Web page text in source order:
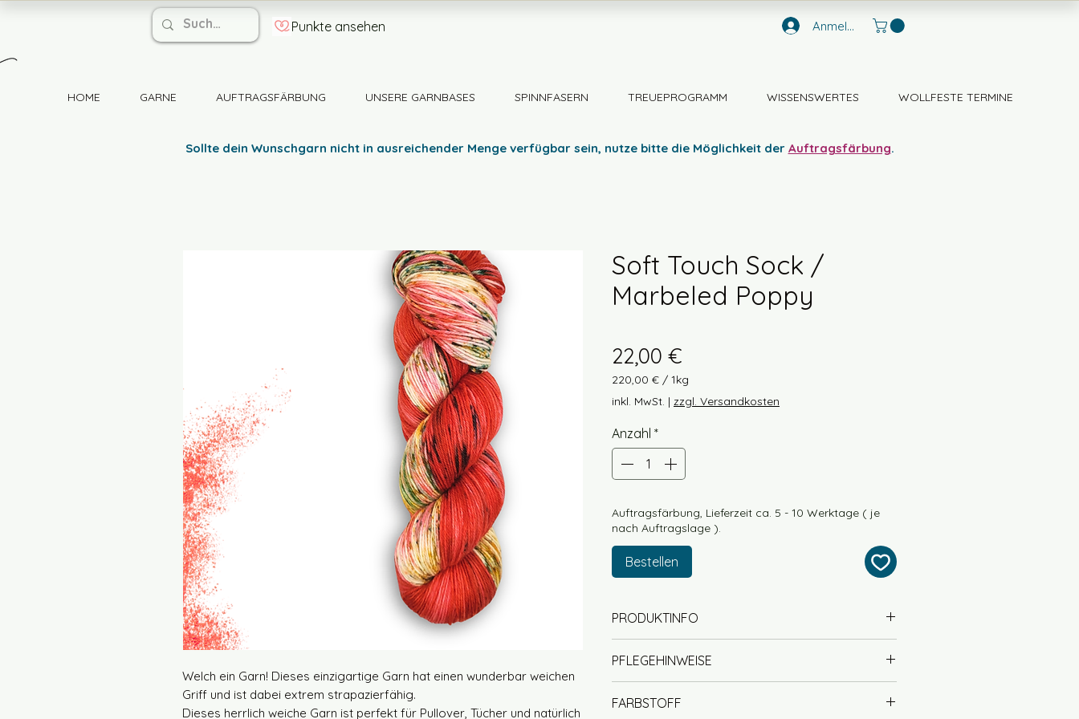
Punkte ansehen Anmelden
HOME GARNE AUFTRAGSFÄRBUNG UNSERE GARNBASES SPINNFASERN TREUEPROGRAMM WISSENSWERTES WOLLFESTE TERMINE
Welch ein Garn! Dieses einzigartige Garn hat einen wunderbar weichen
Griff und ist dabei extrem strapazierfähig.
Dieses herrlich weiche Garn ist perfekt für Pullover, Tücher und natürlich
Soft Touch Sock /
Marbeled Poppy
22,00 €
220,00 € / 1kg
220,00 €
pro
1
Kilogramm
inkl. MwSt. | zzgl. Versandkosten
Anzahl *
Auftragsfärbung, Lieferzeit ca. 5 - 10 Werktage ( je
nach Auftragslage ).
Bestellen
PRODUKTINFO
Lauflänge ca. 400m / 100g
Fingering / 4 Ply / 4fach
Nadelstärke 2-3
PFLEGEHINWEISE
(handwarm)
FARBSTOFF
Sollte dein Wunschgarn nicht in ausreichender Menge verfügbar sein, nutze bitte die Möglichkeit der Auftragsfärbung.